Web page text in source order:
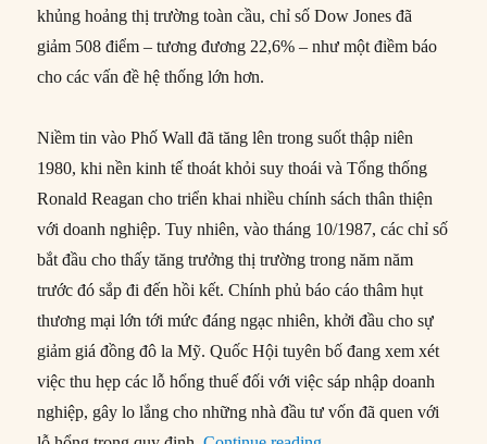
khủng hoảng thị trường toàn cầu, chỉ số Dow Jones đã
giảm 508 điểm – tương đương 22,6% – như một điềm báo
cho các vấn đề hệ thống lớn hơn.
Niềm tin vào Phố Wall đã tăng lên trong suốt thập niên
1980, khi nền kinh tế thoát khỏi suy thoái và Tổng thống
Ronald Reagan cho triển khai nhiều chính sách thân thiện
với doanh nghiệp. Tuy nhiên, vào tháng 10/1987, các chỉ số
bắt đầu cho thấy tăng trưởng thị trường trong năm năm
trước đó sắp đi đến hồi kết. Chính phủ báo cáo thâm hụt
thương mại lớn tới mức đáng ngạc nhiên, khởi đầu cho sự
giảm giá đồng đô la Mỹ. Quốc Hội tuyên bố đang xem xét
việc thu hẹp các lỗ hổng thuế đối với việc sáp nhập doanh
nghiệp, gây lo lắng cho những nhà đầu tư vốn đã quen với